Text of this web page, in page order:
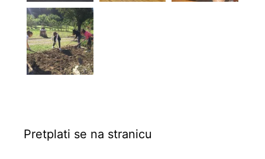
Pretplati se na stranicu